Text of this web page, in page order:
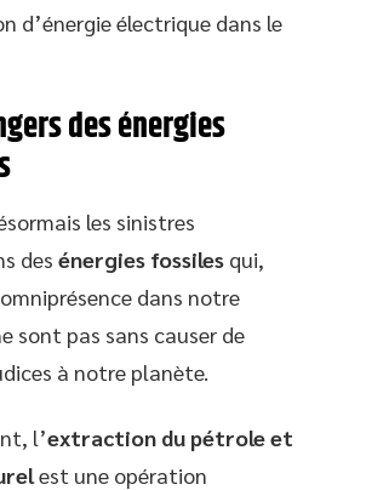
d’énergie électrique dans le
des énergies
les sinistres
des énergies fossiles qui,
dans notre
sont pas sans causer de
à notre planète.
l’extraction du pétrole et
est une opération